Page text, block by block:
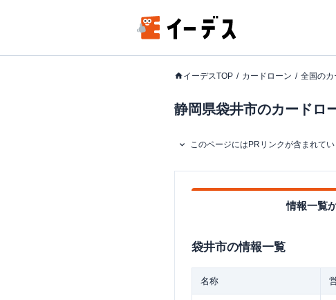
イーデスTOP カードローン 全国のカ
静岡県袋井市のカードロ
このページにはPRリンクが含まれて
情報一覧
袋井市の情報一覧
名称